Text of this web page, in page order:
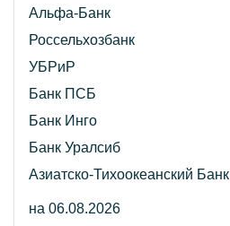
Альфа-Банк
Россельхозбанк
УБРиР
Банк ПСБ
Банк Инго
Банк Уралсиб
Азиатско-Тихоокеанский Банк
на 06.08.2026